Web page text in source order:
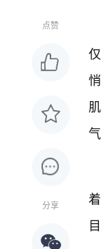
点赞
分享